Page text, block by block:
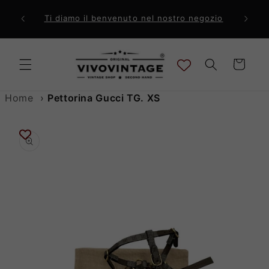
direttamente
ai contenuti
a 99€ Ti diamo il benvenuto nel nostro negozio
Carrello
Home › Pettorina Gucci TG. XS
informazioni
sul prodotto